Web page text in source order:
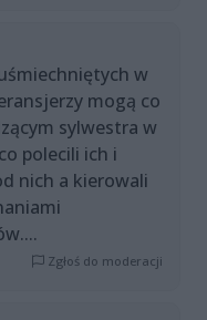
w
mogą co
sylwestra w
polecili ich i
nich a kierowali
Zgłoś do moderacji